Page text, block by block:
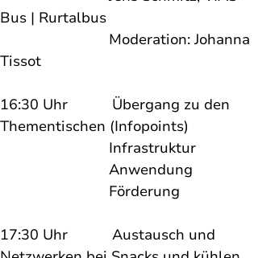
Bus | Rurtalbus
Tissot
16:30 Uhr           Übergang zu den
Thementischen (Infopoints)
                           Infrastruktur
                           Anwendung
                           Förderung
17:30 Uhr           Austausch und